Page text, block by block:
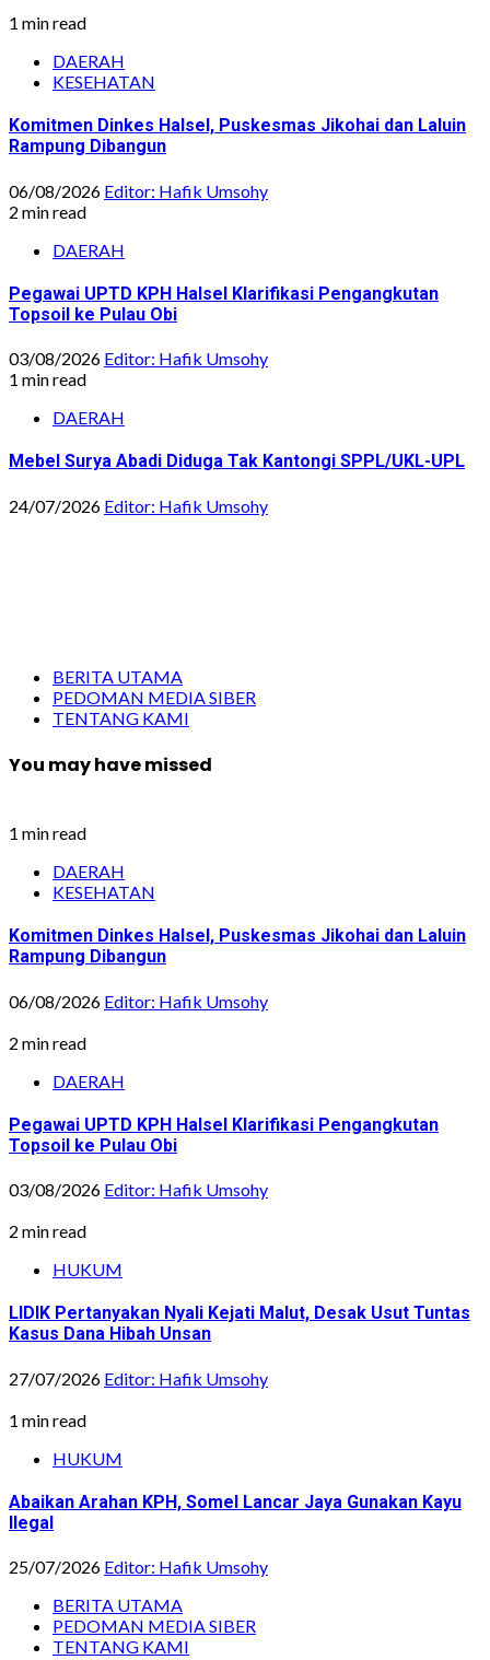
1 min read
DAERAH
KESEHATAN
Komitmen Dinkes Halsel, Puskesmas Jikohai dan Laluin
Rampung Dibangun
06/08/2026 Editor: Hafik Umsohy
2 min read
DAERAH
Pegawai UPTD KPH Halsel Klarifikasi Pengangkutan
Topsoil ke Pulau Obi
03/08/2026 Editor: Hafik Umsohy
1 min read
DAERAH
Mebel Surya Abadi Diduga Tak Kantongi SPPL/UKL-UPL
24/07/2026 Editor: Hafik Umsohy
BERITA UTAMA
PEDOMAN MEDIA SIBER
TENTANG KAMI
You may have missed
1 min read
DAERAH
KESEHATAN
Komitmen Dinkes Halsel, Puskesmas Jikohai dan Laluin
Rampung Dibangun
06/08/2026 Editor: Hafik Umsohy
2 min read
DAERAH
Pegawai UPTD KPH Halsel Klarifikasi Pengangkutan
Topsoil ke Pulau Obi
03/08/2026 Editor: Hafik Umsohy
2 min read
HUKUM
LIDIK Pertanyakan Nyali Kejati Malut, Desak Usut Tuntas
Kasus Dana Hibah Unsan
27/07/2026 Editor: Hafik Umsohy
1 min read
HUKUM
Abaikan Arahan KPH, Somel Lancar Jaya Gunakan Kayu
Ilegal
25/07/2026 Editor: Hafik Umsohy
BERITA UTAMA
PEDOMAN MEDIA SIBER
TENTANG KAMI